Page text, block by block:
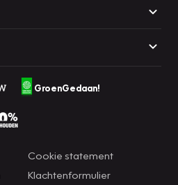
GroenGedaan!
Cookie statement
Klachtenformulier